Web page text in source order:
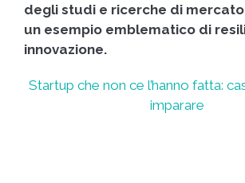
degli studi e ricerche di
un esempio emblematico di
innovazione.
Startup che non ce l’hanno fatta:
imparare